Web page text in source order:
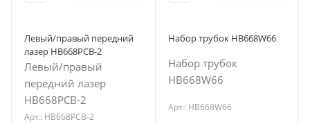
Левый/правый передний
лазер HB668PCB-2
Левый/правый
передний лазер
HB668PCB-2
Арт.: HB668PCB-2
Набор трубок HB668W66
Набор трубок
HB668W66
Арт.: HB668W66